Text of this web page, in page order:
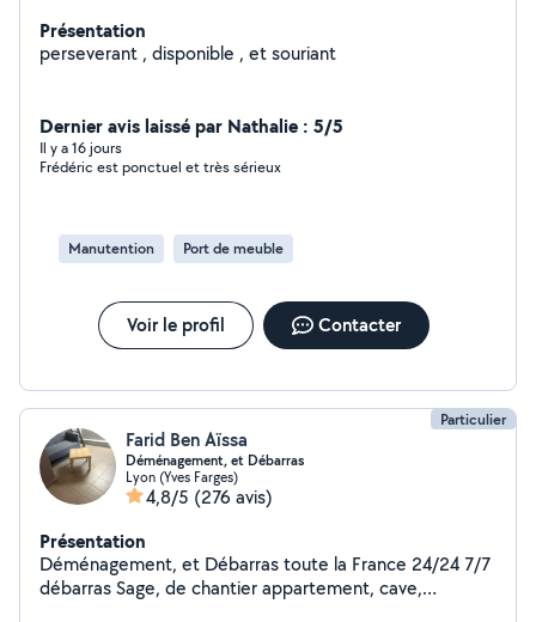
Présentation
perseverant , disponible , et souriant
Dernier avis laissé par Nathalie : 5/5
Il y a 16 jours
Frédéric est ponctuel et très sérieux
Manutention Port de meuble
Voir le profil Contacter
Particulier
Farid Ben Aïssa
Déménagement, et Débarras
Lyon (Yves Farges)
4,8/5 (276 avis)
Présentation
Déménagement, et Débarras toute la France 24/24 7/7
débarras Sage, de chantier appartement, cave,